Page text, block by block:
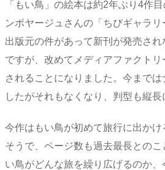
「もい鳥」の絵本は約2年ぶり4作
ンボヤージュさんの「ちびギャラリ
出版元の件があって新刊が発売さ
ですが、改めてメディアファクト
されることになりました。今まで
したがそれもなくなり、判型も縦長
今作はもい鳥が初めて旅行に出か
そうで、ページ数も過去最長との
い鳥がどんな旅を繰り広げるのか、